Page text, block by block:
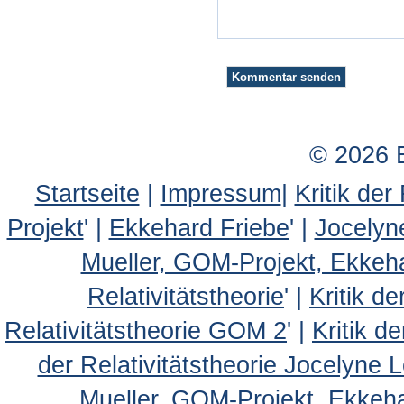
© 2026
Startseite | Impressum| Kritik der
Projekt' | Ekkehard Friebe' |
Mueller, GOM-Projekt,
Relativitätstheorie' | Kritik
Relativitätstheorie GOM 2' | Kritik
der Relativitätstheorie Jocelyne